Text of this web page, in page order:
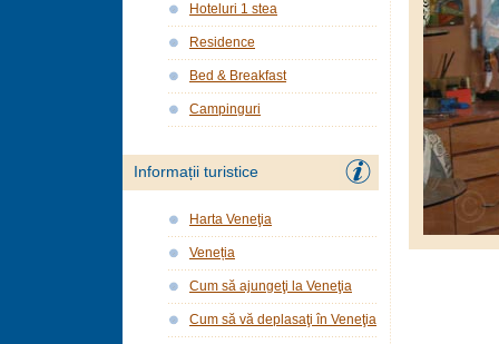
Hoteluri 1 stea
Residence
Bed & Breakfast
Campinguri
Informații turistice
Harta Veneţia
Veneția
Cum să ajungeţi la Veneţia
Cum să vă deplasaţi în Veneţia